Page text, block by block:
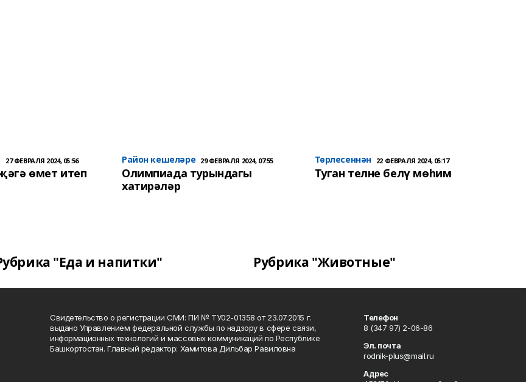
27 ФЕВРАЛЯ 2024, 05:56
өмет итеп
Район кешеләре 29 ФЕВРАЛЯ 2024, 07:55
Олимпиада турындагы
хатирәләр
Төрлесеннән 22 ФЕВРАЛЯ 2024, 05:17
Туган телне белү мөһим
"Еда и напитки" Рубрика "Животные"
Свидетельство о регистрации СМИ: ПИ № ТУ02-01358 от 23.07.2015 г.
выдано Управлением федеральной службы по надзору в сфере связи,
информационных технологий и массовых коммуникаций по Республике
Башкортостан. Главный редактор: Хамитова Дильбар Равиловна
Телефон
8 (347 97) 2-06-86
Эл. почта
rodnik-plus@mail.ru
Адрес